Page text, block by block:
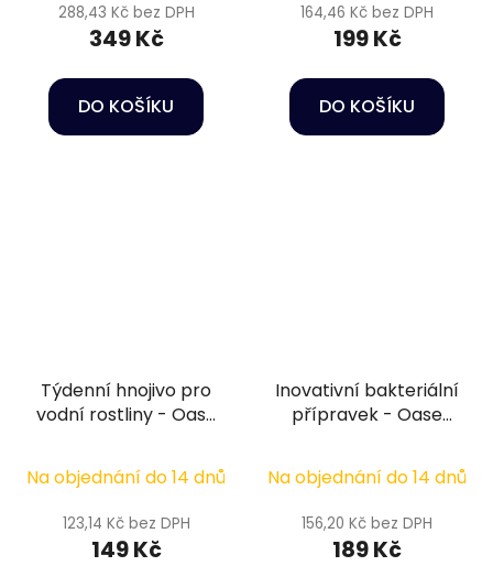
288,43 Kč bez DPH
349 Kč
DO KOŠÍKU
164,46 Kč bez DPH
199 Kč
DO KOŠÍKU
Týdenní hnojivo pro
vodní rostliny - Oase
Na objednání do 14 dnů
123,14 Kč bez DPH
149 Kč
Inovativní bakteriální
přípravek - Oase
Na objednání do 14 dnů
156,20 Kč bez DPH
189 Kč